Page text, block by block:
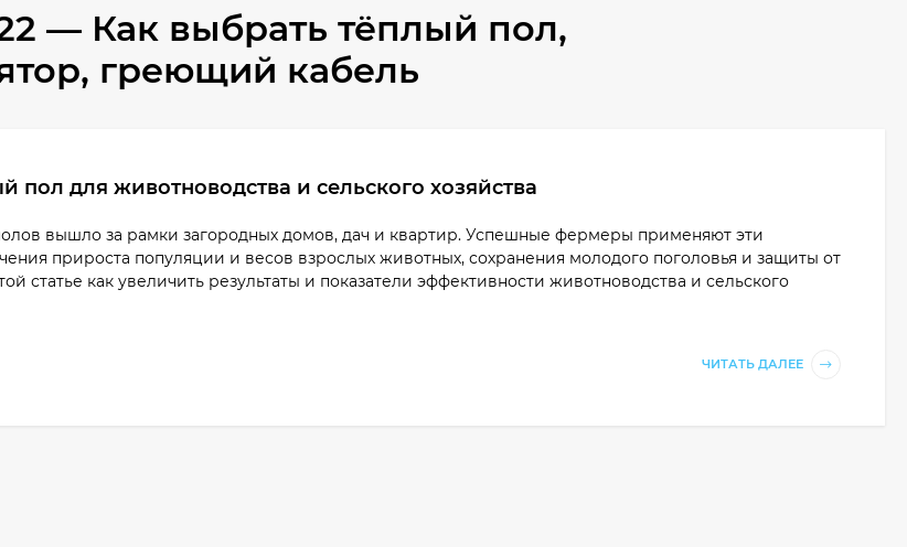
— Как выбрать тёплый пол,
греющий кабель
пол для животноводства и сельского хозяйства
вышло за рамки загородных домов, дач и квартир. Успешные фермеры применяют эти
прироста популяции и весов взрослых животных, сохранения молодого поголовья и защиты от
статье как увеличить результаты и показатели эффективности животноводства и сельского
ЧИТАТЬ ДАЛЕЕ